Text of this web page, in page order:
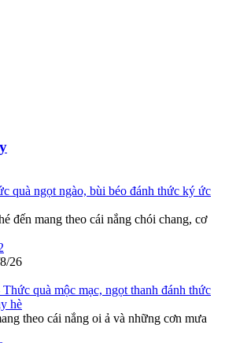
quà ngọt ngào, bùi béo đánh thức ký ức
đến mang theo cái nắng chói chang, cơ
26
quà mộc mạc, ngọt thanh đánh thức
hè
theo cái nắng oi ả và những cơn mưa